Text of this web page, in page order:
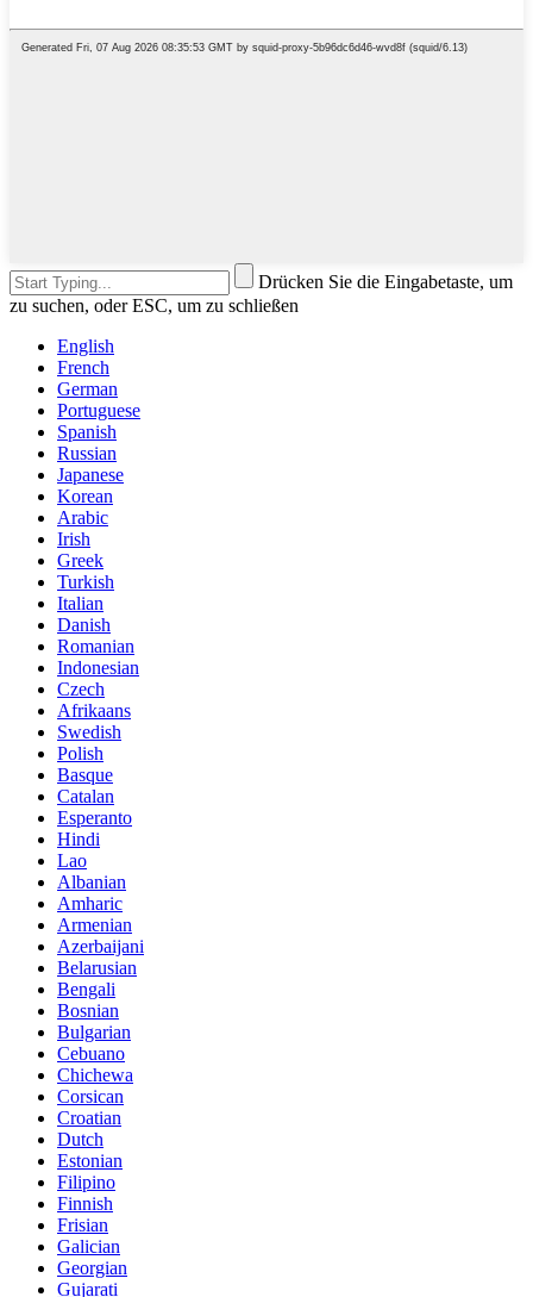
Drücken Sie die Eingabetaste, um
zu suchen, oder ESC, um zu schließen
English
French
German
Portuguese
Spanish
Russian
Japanese
Korean
Arabic
Irish
Greek
Turkish
Italian
Danish
Romanian
Indonesian
Czech
Afrikaans
Swedish
Polish
Basque
Catalan
Esperanto
Hindi
Lao
Albanian
Amharic
Armenian
Azerbaijani
Belarusian
Bengali
Bosnian
Bulgarian
Cebuano
Chichewa
Corsican
Croatian
Dutch
Estonian
Filipino
Finnish
Frisian
Galician
Georgian
Gujarati